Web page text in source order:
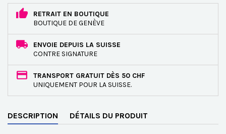
RETRAIT EN BOUTIQUE
BOUTIQUE DE GENÈVE
ENVOIE DEPUIS LA SUISSE
CONTRE SIGNATURE
TRANSPORT GRATUIT DÈS 50 CHF
UNIQUEMENT POUR LA SUISSE.
DESCRIPTION DÉTAILS DU PRODUIT